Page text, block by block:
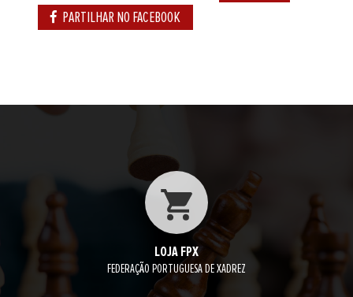
PARTILHAR NO FACEBOOK
LOJA FPX
FEDERAÇÃO PORTUGUESA DE XADREZ